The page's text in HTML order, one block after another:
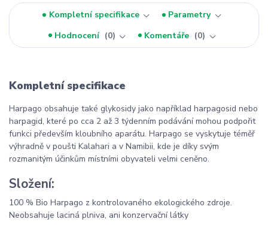
Kompletní specifikace
Parametry
Hodnocení
0 Komentáře 0
Kompletní specifikace
Harpago obsahuje také glykosidy jako například harpagosid nebo
harpagid, které po cca 2 až 3 týdenním podávání mohou podpořit
funkci především kloubního aparátu. Harpago se vyskytuje téměř
výhradně v poušti Kalahari a v Namibii, kde je díky svým
rozmanitým účinkům místními obyvateli velmi ceněno.
Složení:
100 % Bio Harpago z kontrolovaného ekologického zdroje.
Neobsahuje laciná plniva, ani konzervační látky